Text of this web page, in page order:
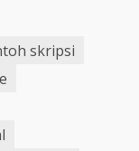
skripsi